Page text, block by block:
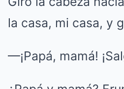
la casa, mi casa, y
—¡Papá, mamá!